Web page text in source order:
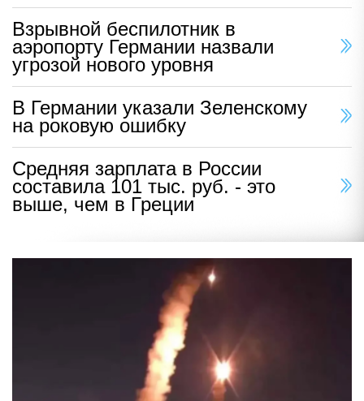
Взрывной беспилотник в
аэропорту Германии назвали
угрозой нового уровня
В Германии указали Зеленскому
на роковую ошибку
Средняя зарплата в России
составила 101 тыс. руб. - это
выше, чем в Греции